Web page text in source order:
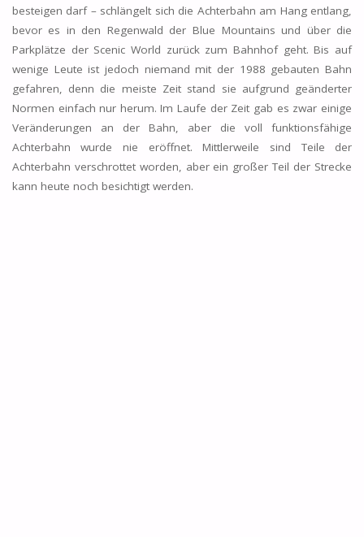
besteigen darf – schlängelt sich die Achterbahn am Hang entlang,
bevor es in den Regenwald der Blue Mountains und über die
Parkplätze der Scenic World zurück zum Bahnhof geht. Bis auf
wenige Leute ist jedoch niemand mit der 1988 gebauten Bahn
gefahren, denn die meiste Zeit stand sie aufgrund geänderter
Normen einfach nur herum. Im Laufe der Zeit gab es zwar einige
Veränderungen an der Bahn, aber die voll funktionsfähige
Achterbahn wurde nie eröffnet. Mittlerweile sind Teile der
Achterbahn verschrottet worden, aber ein großer Teil der Strecke
kann heute noch besichtigt werden.